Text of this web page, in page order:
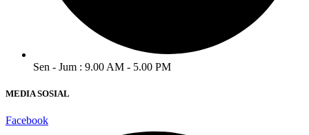
Sen - Jum : 9.00 AM - 5.00 PM
MEDIA SOSIAL
Facebook